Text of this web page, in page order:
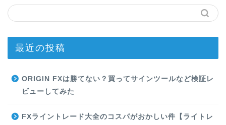
最近の投稿
ORIGIN FXは勝てない？買ってサインツールなど検証レ
ビューしてみた
FXライントレード大全のコスパがおかしい件【ライトレ